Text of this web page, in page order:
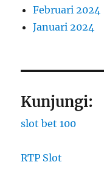
Februari 2024
Januari 2024
Kunjungi:
slot bet 100
RTP Slot